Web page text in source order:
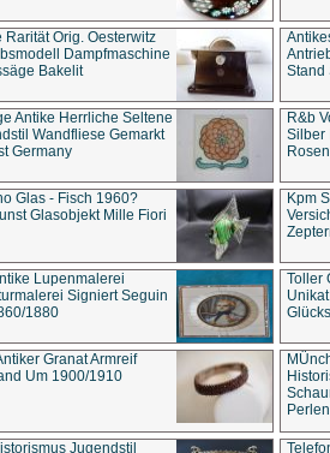
Rarität Orig. Oesterwitz
Dampfmaschine
Bakelit
Stand
Antike Herrliche Seltene
Wandfliese Gemarkt
Germany
R&b
Silber
Glas - Fisch 1960?
Glasobjekt Mille Fiori
Kpm
Lupenmalerei
Signiert Seguin
1880
Toller
Granat Armreif
Um 1900/1910
Perlen
Jugendstil